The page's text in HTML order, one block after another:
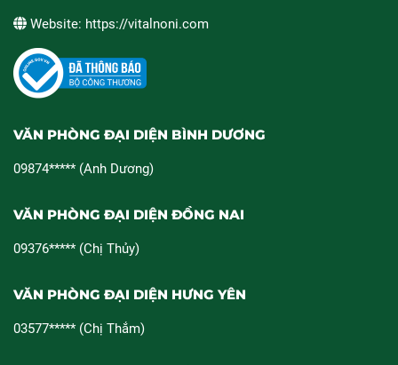
Website: https://vitalnoni.com
VĂN PHÒNG ĐẠI DIỆN BÌNH DƯƠNG
09874***** (Anh Dương)
VĂN PHÒNG ĐẠI DIỆN ĐỒNG NAI
09376***** (Chị Thủy)
VĂN PHÒNG ĐẠI DIỆN HƯNG YÊN
03577***** (Chị Thắm)